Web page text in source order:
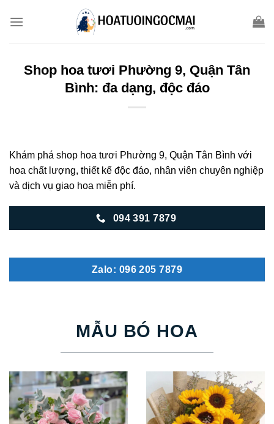
Shop hoa tươi Phường 9, Quận Tân
Bình: đa dạng, độc đáo
Khám phá shop hoa tươi Phường 9, Quận Tân Bình với
hoa chất lượng, thiết kế độc đáo, nhân viên chuyên nghiệp
và dịch vụ giao hoa miễn phí.
094 391 7879
Zalo: 096 205 7879
MẪU BÓ HOA